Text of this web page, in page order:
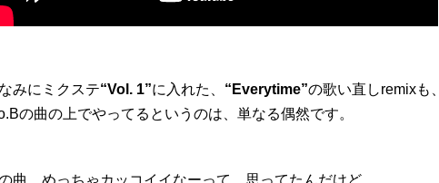
みにミクステ“Vol. 1”に入れた、 “Everytime”の歌い直しremixも、
の曲の上でやってるというのは、単なる偶然です。